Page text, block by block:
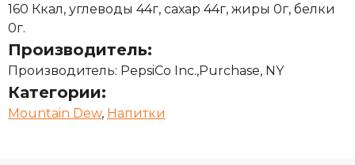
160 Ккал, углеводы 44г, сахар 44г, жиры 0г, белки
0г.
Производитель:
Производитель: PepsiCo Inc.,Purchase, NY
Категории:
Mountain Dew, Напитки